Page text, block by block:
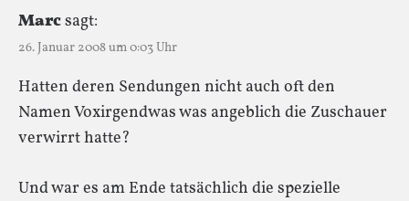
Marcsagt:
26. Januar 2008 um 0:03 Uhr
Hatten deren Sendungen nicht auch oft den
Namen Voxirgendwas was angeblich die Zuschauer
verwirrt hatte?
Und war es am Ende tatsächlich die spezielle